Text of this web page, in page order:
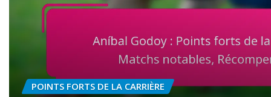
RÉALISATIONS INTERNATIONALES